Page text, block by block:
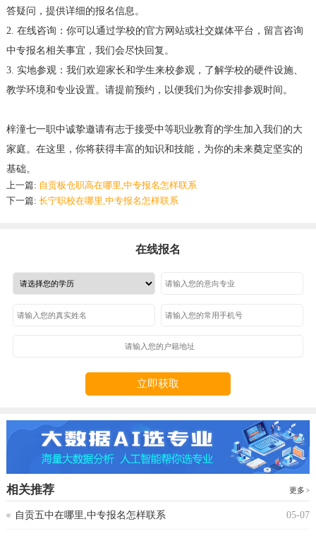
答疑问，提供详细的报名信息。
2. 在线咨询：你可以通过学校的官方网站或社交媒体平台，留言咨询
中专报名相关事宜，我们会尽快回复。
3. 实地参观：我们欢迎家长和学生来校参观，了解学校的硬件设施、
教学环境和专业设置。请提前预约，以便我们为你安排参观时间。
梓潼七一职中诚挚邀请有志于接受中等职业教育的学生加入我们的大
家庭。在这里，你将获得丰富的知识和技能，为你的未来奠定坚实的
基础。
上一篇: 自贡板仓职高在哪里,中专报名怎样联系
下一篇: 长宁职校在哪里,中专报名怎样联系
在线报名
立即获取
相关推荐 更多
自贡五中在哪里,中专报名怎样联系 05-07